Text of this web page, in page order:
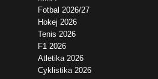
Fotbal 2026/27
Hokej 2026
Tenis 2026
F1 2026
Atletika 2026
Cyklistika 2026